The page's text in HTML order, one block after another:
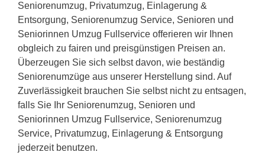
Seniorenumzug, Privatumzug, Einlagerung &
Entsorgung, Seniorenumzug Service, Senioren und
Seniorinnen Umzug Fullservice offerieren wir Ihnen
obgleich zu fairen und preisgünstigen Preisen an.
Überzeugen Sie sich selbst davon, wie beständig
Seniorenumzüge aus unserer Herstellung sind. Auf
Zuverlässigkeit brauchen Sie selbst nicht zu entsagen,
falls Sie Ihr Seniorenumzug, Senioren und
Seniorinnen Umzug Fullservice, Seniorenumzug
Service, Privatumzug, Einlagerung & Entsorgung
jederzeit benutzen.